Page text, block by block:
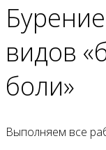
видов
боли»
Выполняем все